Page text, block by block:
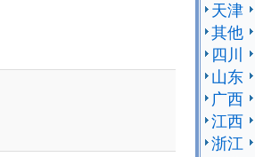
天津
其他
四川
山东
广西
江西
浙江